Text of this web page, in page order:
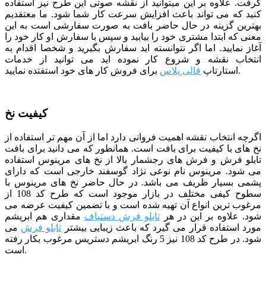
گرفت. علاوه بر این میتوانید از نقشه صوتی این طرح نیز استفاده
کنید که می تواند باعث افزایش سرعت کار شما شود. ما معتقدیم
بهترین گزینه در حال حاضر بافت به صورت سفارشی است به این
معنی که ابتدا مشتری خود را بیابید و سپس با سفارش او کار خود را
آغاز نمایید. اما اگر نتوانسته اید سفارش بگیرید و شخصا اقدام به
انتخاب نقشه و شروع کار نموده اید می توانید از خدمات
استارتاپ قالی پلاس برای فروش کار های خود استفتده نمایید.
کیفیت نخ
اگرچه انتخاب نقشه اهمیت فروانی دارد اما از آن مهم تر استفاده از
نخ های با کیفیت برای بافت است. همانطور که می دانید برای بافت
تابلو فرش و فرش های رجشمار بالا از نخ های مرینوس استفاده
می شود. مرینوس نام نوعی نژاد گوسفند خارجی است که دارای
پشمی بسیار ظریف می باشد. در حال حاضر نخ های مرینوس با
سطوح کیفی مختلف در بازار موجود است که طرح کد 108 از
مرغوب ترین انواع آن تهیه شده است و با تضمین کیفیت عرضه می
شود. علاوه بر این در هر تابلو فرش دستباف مقداری هم ابریشم
مورد استفاده قرار می گیرد که باعث زیبایی بیشتر
تابلو فرش می
شود. در طرح کد 108 نیز 5 رنگ ابریشم دستریس مرغوب بکار رفته
است.